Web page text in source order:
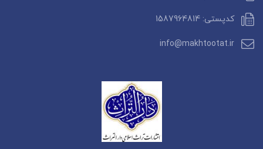
کدپستی: 1587964814
info@makhtootat.ir